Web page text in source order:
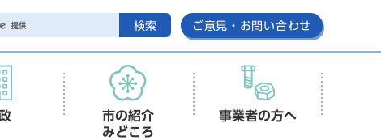
検索 ご意見・お問い合わせ
市の紹介
みどころ
事業者の方へ